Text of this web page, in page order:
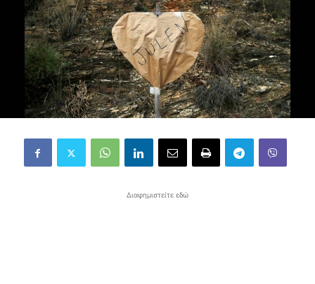
Διαφημιστείτε εδώ